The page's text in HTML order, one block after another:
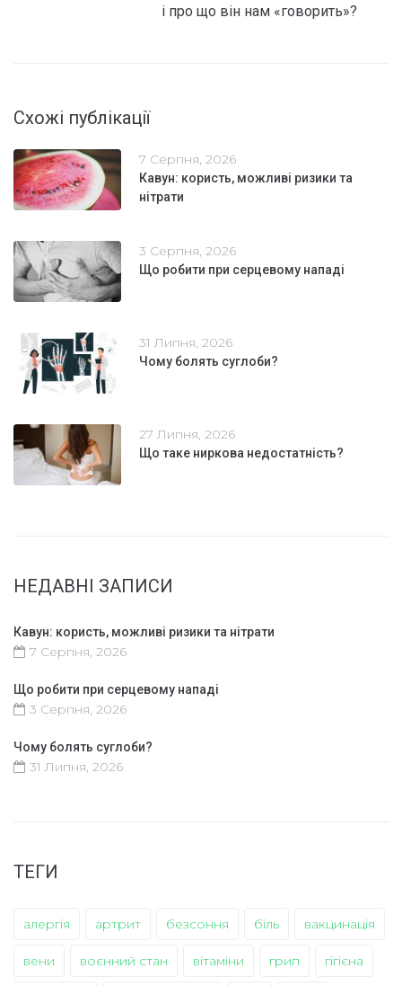
і про що він нам «говорить»?
Схожі публікації
7 Серпня, 2026
Кавун: користь, можливі ризики та
нітрати
3 Серпня, 2026
Що робити при серцевому нападі
31 Липня, 2026
Чому болять суглоби?
27 Липня, 2026
Що таке ниркова недостатність?
НЕДАВНІ ЗАПИСИ
Кавун: користь, можливі ризики та нітрати
7 Серпня, 2026
Що робити при серцевому нападі
3 Серпня, 2026
Чому болять суглоби?
31 Липня, 2026
ТЕГИ
алергія артрит безсоння біль вакцинація
вени воєнний стан вітаміни грип гігієна